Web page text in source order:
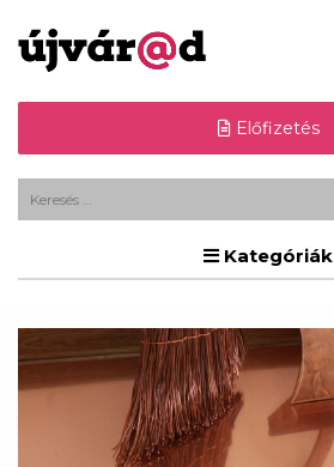
Előfizetés
Kategóriák